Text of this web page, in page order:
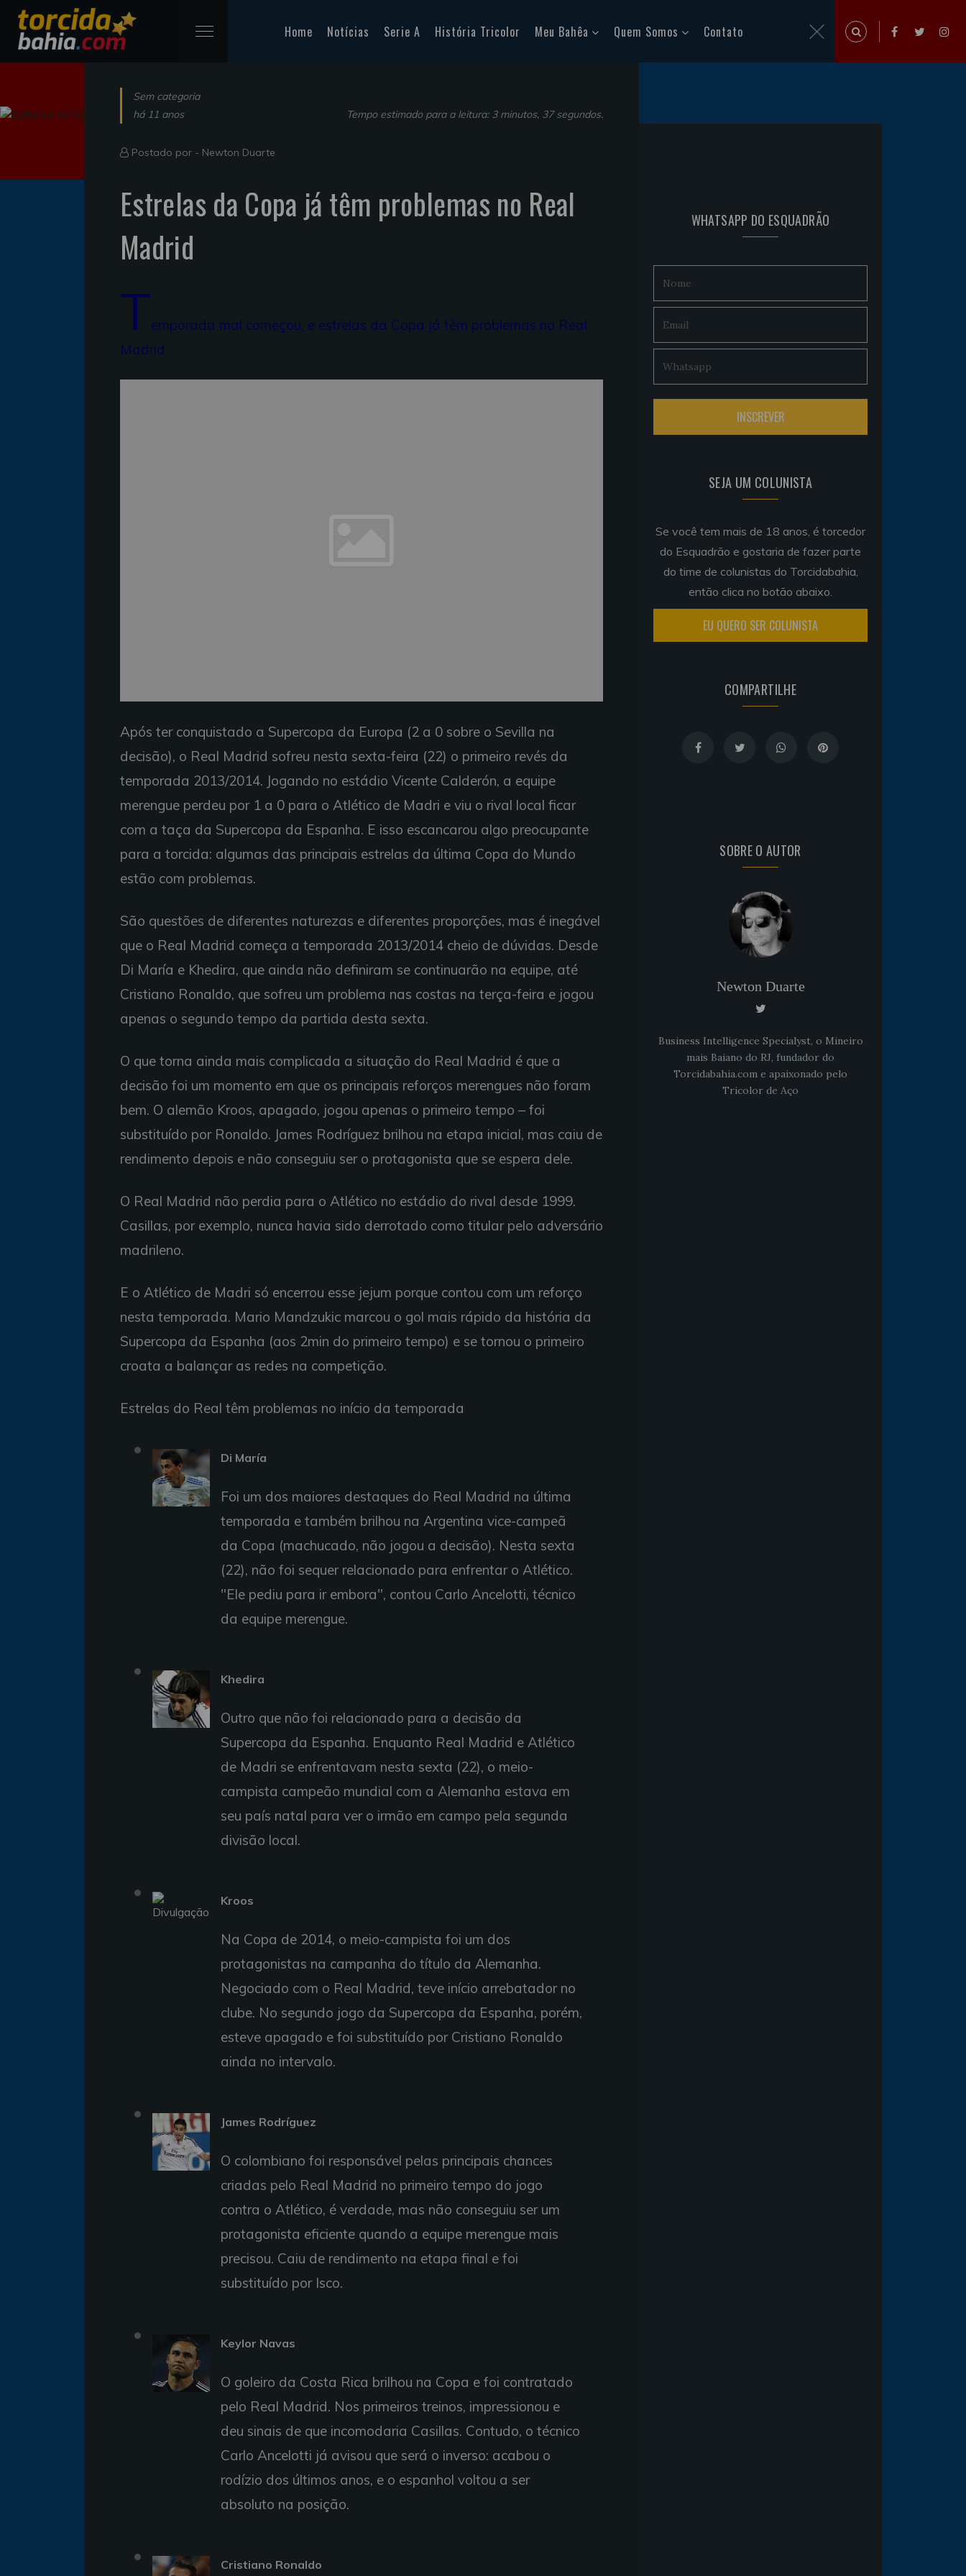
Home Notícias Serie A História Tricolor Meu Bahêa Quem Somos Contato
Sem categoria
há 11 anos
Tempo estimado para a leitura: 3 minutos, 37 segundos.
Postado por - Newton Duarte
Estrelas da Copa já têm problemas no Real
Madrid
Temporada mal começou, e estrelas da Copa já têm problemas no Real
Madrid
Após ter conquistado a Supercopa da Europa (2 a 0 sobre o Sevilla na
decisão), o Real Madrid sofreu nesta sexta-feira (22) o primeiro revés da
temporada 2013/2014. Jogando no estádio Vicente Calderón, a equipe
merengue perdeu por 1 a 0 para o Atlético de Madri e viu o rival local ficar
com a taça da Supercopa da Espanha. E isso escancarou algo preocupante
para a torcida: algumas das principais estrelas da última Copa do Mundo
estão com problemas.
São questões de diferentes naturezas e diferentes proporções, mas é inegável
que o Real Madrid começa a temporada 2013/2014 cheio de dúvidas. Desde
Di María e Khedira, que ainda não definiram se continuarão na equipe, até
Cristiano Ronaldo, que sofreu um problema nas costas na terça-feira e jogou
apenas o segundo tempo da partida desta sexta.
O que torna ainda mais complicada a situação do Real Madrid é que a
decisão foi um momento em que os principais reforços merengues não foram
bem. O alemão Kroos, apagado, jogou apenas o primeiro tempo – foi
substituído por Ronaldo. James Rodríguez brilhou na etapa inicial, mas caiu de
rendimento depois e não conseguiu ser o protagonista que se espera dele.
O Real Madrid não perdia para o Atlético no estádio do rival desde 1999.
Casillas, por exemplo, nunca havia sido derrotado como titular pelo adversário
madrileno.
E o Atlético de Madri só encerrou esse jejum porque contou com um reforço
nesta temporada. Mario Mandzukic marcou o gol mais rápido da história da
Supercopa da Espanha (aos 2min do primeiro tempo) e se tornou o primeiro
croata a balançar as redes na competição.
Estrelas do Real têm problemas no início da temporada
Di María
Foi um dos maiores destaques do Real Madrid na última
temporada e também brilhou na Argentina vice-campeã
da Copa (machucado, não jogou a decisão). Nesta sexta
(22), não foi sequer relacionado para enfrentar o Atlético.
"Ele pediu para ir embora", contou Carlo Ancelotti, técnico
da equipe merengue.
Khedira
Outro que não foi relacionado para a decisão da
Supercopa da Espanha. Enquanto Real Madrid e Atlético
de Madri se enfrentavam nesta sexta (22), o meio-
campista campeão mundial com a Alemanha estava em
seu país natal para ver o irmão em campo pela segunda
divisão local.
Kroos
Na Copa de 2014, o meio-campista foi um dos
protagonistas na campanha do título da Alemanha.
Negociado com o Real Madrid, teve início arrebatador no
clube. No segundo jogo da Supercopa da Espanha, porém,
esteve apagado e foi substituído por Cristiano Ronaldo
ainda no intervalo.
James Rodríguez
O colombiano foi responsável pelas principais chances
criadas pelo Real Madrid no primeiro tempo do jogo
contra o Atlético, é verdade, mas não conseguiu ser um
protagonista eficiente quando a equipe merengue mais
precisou. Caiu de rendimento na etapa final e foi
substituído por Isco.
Keylor Navas
O goleiro da Costa Rica brilhou na Copa e foi contratado
pelo Real Madrid. Nos primeiros treinos, impressionou e
deu sinais de que incomodaria Casillas. Contudo, o técnico
Carlo Ancelotti já avisou que será o inverso: acabou o
rodízio dos últimos anos, e o espanhol voltou a ser
absoluto na posição.
Cristiano Ronaldo
WHATSAPP DO ESQUADRÃO
SEJA UM COLUNISTA
Se você tem mais de 18 anos, é torcedor
do Esquadrão e gostaria de fazer parte
do time de colunistas do Torcidabahia,
então clica no botão abaixo.
EU QUERO SER COLUNISTA
COMPARTILHE
SOBRE O AUTOR
Newton Duarte
Business Intelligence Specialyst, o Mineiro
mais Baiano do RJ, fundador do
Torcidabahia.com e apaixonado pelo
Tricolor de Aço